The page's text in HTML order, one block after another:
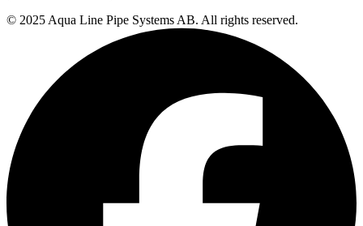
© 2025 Aqua Line Pipe Systems AB. All rights reserved.